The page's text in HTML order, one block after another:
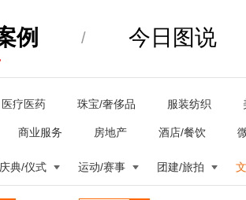
例 / 今日图说
医疗医药 珠宝/奢侈品 服装纺织
商业服务 房地产 酒店/餐饮
庆典/仪式 运动/赛事 团建/旅拍